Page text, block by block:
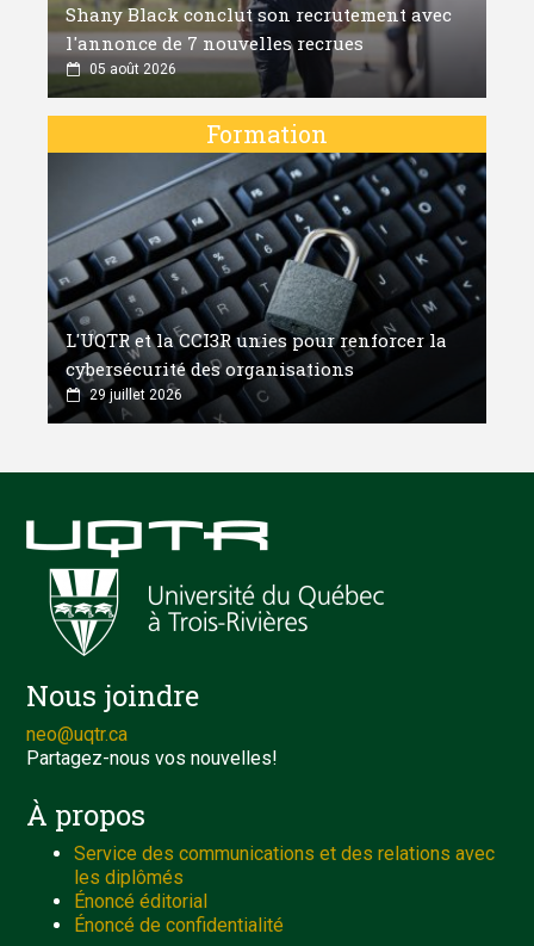
Shany Black conclut son recrutement avec
l'annonce de 7 nouvelles recrues
05 août 2026
Formation
L'UQTR et la CCI3R unies pour renforcer la
cybersécurité des organisations
29 juillet 2026
Nous joindre
neo@uqtr.ca
Partagez-nous vos nouvelles!
À propos
Service des communications et des relations avec
les diplômés
Énoncé éditorial
Énoncé de confidentialité